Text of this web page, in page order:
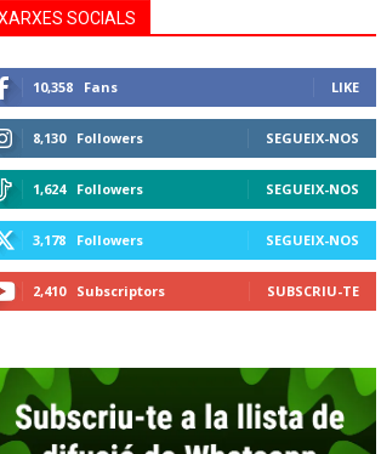
SOCIALS
10,358 Fans LIKE
8,130 Followers SEGUEIX-NOS
1,624 Followers SEGUEIX-NOS
3,178 Followers SEGUEIX-NOS
2,410 Subscriptors SUBSCRIU-TE